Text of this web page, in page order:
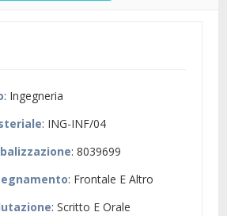
: Ingegneria
: ING-INF/04
: 8039699
: Frontale E Altro
: Scritto E Orale